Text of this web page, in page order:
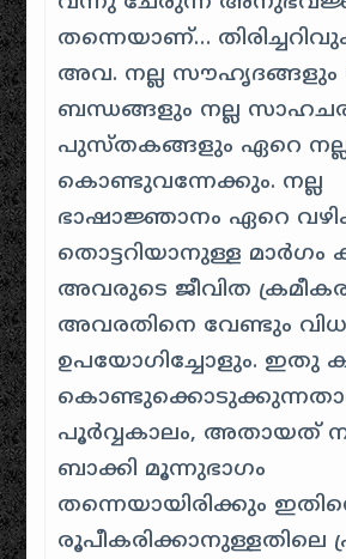
തന്നെയാണ്…
അവ. നല്ല സൗഹൃദങ്ങളും
ബന്ധങ്ങളും നല്ല
പുസ്തകങ്ങളും ഏറെ നല്ല
കൊണ്ടുവന്നേക്കും. നല്ല
ഭാഷാജ്ഞാനം ഏറെ
തൊട്ടറിയാനുള്ള മാർഗം
അവരുടെ ജീവിത
അവരതിനെ വേണ്ടും
ഉപയോഗിച്ചോളും. ഇതു
പൂർവ്വകാലം, അതായത്
ബാക്കി മൂന്നുഭാഗം
തന്നെയായിരിക്കും
രൂപീകരിക്കാനുള്ളതിലെ